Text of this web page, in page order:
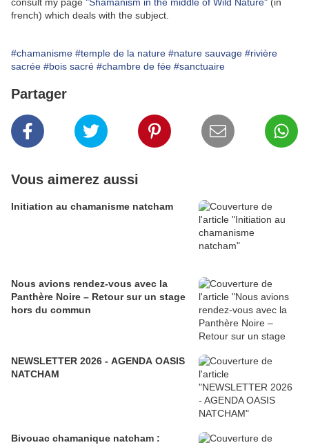
french) which deals with the subject.
#chamanisme #temple de la nature #nature sauvage #rivière
sacrée #bois sacré #chambre de fée #sanctuaire
Partager
Vous aimerez aussi
Initiation au chamanisme natcham
Nous avions rendez-vous avec la
Panthère Noire – Retour sur un stage
hors du commun
NEWSLETTER 2026 - AGENDA OASIS
NATCHAM
Bivouac chamanique natcham :